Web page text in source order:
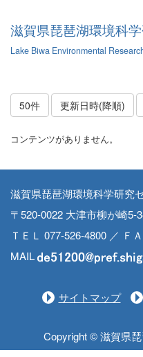
滋賀県琵琶湖環境科
Lake Biwa Environmental
50件 更新日時(降順)
コンテンツがありません。
滋賀県琵琶湖環境科学研究
〒520-0022 大津市柳が崎5-
ＴＥＬ 077-526-4800 ／ Ｆ
MAIL
サイトマップ
Copyright © 滋賀県